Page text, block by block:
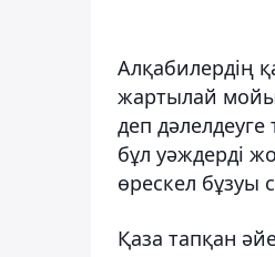
Алқабилердің
жартылай
деп
бұл уәждерді
өрескел бұзуы
Қаза тапқан